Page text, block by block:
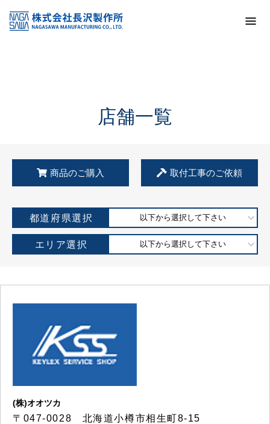
KSS加盟店・取扱店情報
店舗一覧
店舗一覧
商品のご購入 取付工事のご依頼
都道府県選択 以下から選択して下さい
エリア選択 以下から選択して下さい
(株)オオツカ
〒047-0028 北海道小樽市相生町8-15